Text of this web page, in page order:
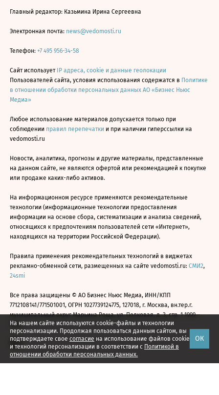
На нашем сайте используются cookie-файлы и технологии
персонализации. Продолжая пользоваться данным сайтом, вы
подтверждаете свое согласие на использование файлов cookie
и технологий персонализации в соответствии с Политикой в
отношении обработки персональных данных.
ОК
Главный редактор: Казьмина Ирина Сергеевна
Электронная почта: news@vedomosti.ru
Телефон: +7 495 956-34-58
Сайт использует IP адреса, cookie и данные геолокации
Пользователей сайта, условия использования содержатся в Политике
в отношении обработки персональных данных АО «Бизнес Ньюс
Медиа»
Любое использование материалов допускается только при
соблюдении правил перепечатки и при наличии гиперссылки на
vedomosti.ru
Новости, аналитика, прогнозы и другие материалы, представленные
на данном сайте, не являются офертой или рекомендацией к покупке
или продаже каких-либо активов.
На информационном ресурсе применяются рекомендательные
технологии (информационные технологии предоставления
информации на основе сбора, систематизации и анализа сведений,
относящихся к предпочтениям пользователей сети «Интернет»,
находящихся на территории Российской Федерации).
Правила применения рекомендательных технологий в виджетах
рекламно-обменной сети, размещенных на сайте vedomosti.ru: СМИ2,
24smi
Все права защищены © АО Бизнес Ньюс Медиа, ИНН/КПП
7712108141/771501001, ОГРН 1027739124775, 127018, г. Москва, вн.тер.г.
муниципальный округ Марьина Роща, ул. Полковая, д. 3, стр. 1 1999—
2026